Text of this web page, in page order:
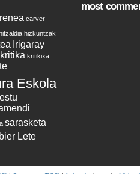
carver
hizkuntzak
Irigaray
kritika kritikixa
Eskola
sarasketa
Lete
most